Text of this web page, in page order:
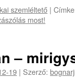
szemléltető |
most!
–
19 | Szerző: